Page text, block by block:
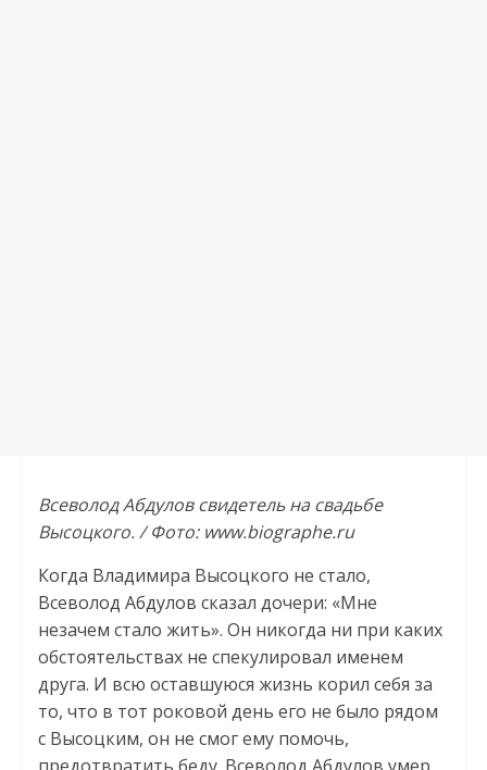
Всеволод Абдулов свидетель на свадьбе
Высоцкого. / Фото: www.biographe.ru
Когда Владимира Высоцкого не стало,
Всеволод Абдулов сказал дочери: «Мне
незачем стало жить». Он никогда ни при каких
обстоятельствах не спекулировал именем
друга. И всю оставшуюся жизнь корил себя за
то, что в тот роковой день его не было рядом
с Высоцким, он не смог ему помочь,
предотвратить беду. Всеволод Абдулов умер